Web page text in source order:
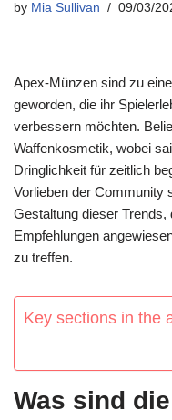
by Mia Sullivan 09/03/
Apex-Münzen sind zu
geworden, die ihr
verbessern möchten.
Waffenkosmetik, wobei
Dringlichkeit für zeitlich
Vorlieben der Community
Gestaltung dieser
Empfehlungen
zu treffen.
Key sections in the
Was sind